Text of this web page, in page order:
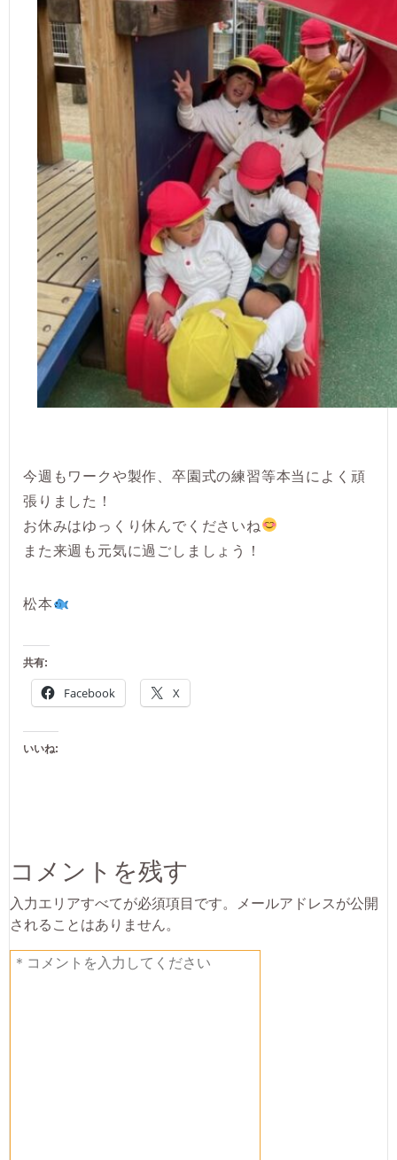
今週もワークや製作、卒園式の練習等本当によく頑
張りました！
お休みはゆっくり休んでくださいね
また来週も元気に過ごしましょう！
松本
共有:
Facebook X
いいね:
コメントを残す
入力エリアすべてが必須項目です。メールアドレスが公開
されることはありません。